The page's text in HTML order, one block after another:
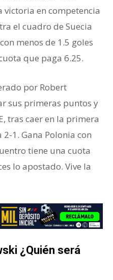
en competencia
el cuadro de Suecia
menos de 1.5 goles
que paga 6.25.
por Robert
sus primeras puntos y
tras caer en la primera
1. Gana Polonia con
tiene una cuota
lo apostado. Vive la
¿Quién será